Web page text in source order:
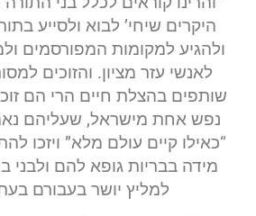
היקרים שיחי’ לבוא ולסייע
ולהגיע למקומות המפורסמים
לאנשי עזר מציון. והזוכים
שותפים בהצלת חיים הרי הם
נפש אחת מישראל, שעליהם
“כאילו קיים עולם מלא” ויזכו
מידה בבריות גופא להם ולבני
למליץ יושר בעבורם